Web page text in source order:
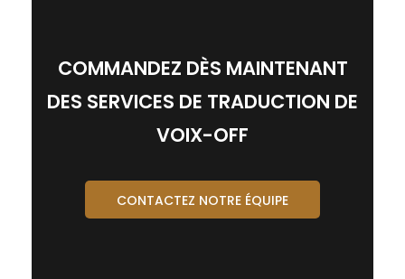
COMMANDEZ DÈS MAINTENANT
DES SERVICES DE TRADUCTION DE
VOIX-OFF
CONTACTEZ NOTRE ÉQUIPE